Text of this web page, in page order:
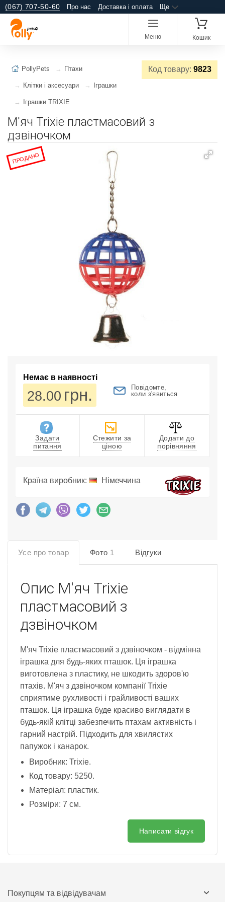
(067) 707-50-60 Про нас Доставка і оплата Ще
Меню Кошик
Код товару: 9823
PollyPets Птахи
Клітки і аксесуари Іграшки
Іграшки TRIXIE
​М'яч Trixie пластмасовий з
дзвіночком
ПРОДАНО
Немає в наявності
28.00 грн.
Повідомте,
коли з'явиться
Задати
питання
Стежити за
ціною
Додати до
порівняння
Країна виробник: Німеччина
Усе про товар Фото 1 Відгуки
Опис ​М'яч Trixie
пластмасовий з
дзвіночком
М'яч Trixie пластмасовий з дзвіночком - відмінна
іграшка для будь-яких пташок. Ця іграшка
виготовлена з пластику, не шкодить здоров'ю
птахів. М'яч з дзвіночком компанії Trixie
сприятиме рухливості і грайливості ваших
пташок. Ця іграшка буде красиво виглядати в
будь-якій клітці забезпечить птахам активність і
гарний настрій. Підходить для хвилястих
папужок і канарок.
Виробник: Trixie.
Код товару: 5250.
Матеріал: пластик.
Розміри: 7 см.
Написати відгук
Покупцям та відвідувачам